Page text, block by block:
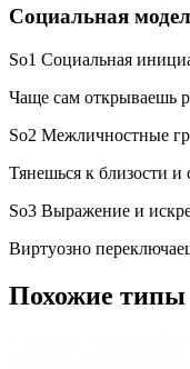
Социальная
So1 Социальная
Чаще сам открываешь
So2 Межличностные
Тянешься к близости и
So3 Выражение и
Виртуозно
Похожие типы